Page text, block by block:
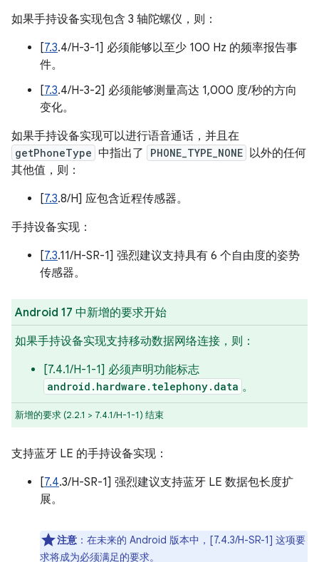
如果手持设备实现包含 3 轴陀螺仪，则：
[7.3.4/H-3-1] 必须能够以至少 100 Hz 的频率报告事
件。
[7.3.4/H-3-2] 必须能够测量高达 1,000 度/秒的方向
变化。
如果手持设备实现可以进行语音通话，并且在
getPhoneType 中指出了 PHONE_TYPE_NONE 以外的任何
其他值，则：
[7.3.8/H] 应包含近程传感器。
手持设备实现：
[7.3.11/H-SR-1] 强烈建议支持具有 6 个自由度的姿势
传感器。
Android 17 中新增的要求开始
如果手持设备实现支持移动数据网络连接，则：
[7.4.1/H-1-1] 必须声明功能标志
android.hardware.telephony.data 。
新增的要求 (2.2.1 > 7.4.1/H-1-1) 结束
支持蓝牙 LE 的手持设备实现：
[7.4.3/H-SR-1] 强烈建议支持蓝牙 LE 数据包长度扩
展。
注意 ：在未来的 Android 版本中，[7.4.3/H-SR-1] 这项要
求将成为必须满足的要求。